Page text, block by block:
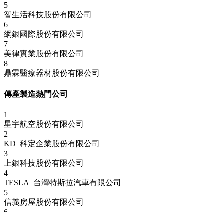
5
智生活科技股份有限公司
6
網銀國際股份有限公司
7
美律實業股份有限公司
8
鼎霖醫療器材股份有限公司
傳產製造熱門公司
1
星宇航空股份有限公司
2
KD_科定企業股份有限公司
3
上銀科技股份有限公司
4
TESLA_台灣特斯拉汽車有限公司
5
信義房屋股份有限公司